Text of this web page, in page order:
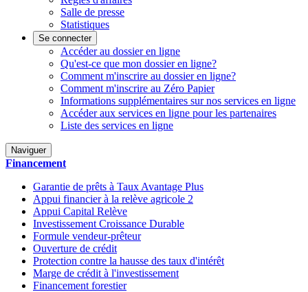
Salle de presse
Statistiques
Se connecter
Accéder au dossier en ligne
Qu'est-ce que mon dossier en ligne?
Comment m'inscrire au dossier en ligne?
Comment m'inscrire au Zéro Papier
Informations supplémentaires sur nos services en ligne
Accéder aux services en ligne pour les partenaires
Liste des services en ligne
Naviguer
Financement
Garantie de prêts à Taux Avantage Plus
Appui financier à la relève agricole 2
Appui Capital Relève
Investissement Croissance Durable
Formule vendeur-prêteur
Ouverture de crédit
Protection contre la hausse des taux d'intérêt
Marge de crédit à l'investissement
Financement forestier